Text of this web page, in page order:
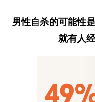
男性自杀的可能性
就有人